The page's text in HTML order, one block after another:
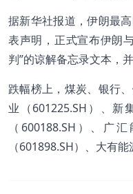
据新华社报道，伊朗最
表声明，正式宣布伊朗
判”的谅解备忘录文本，
跌幅榜上，煤炭、银行
业（601225.SH）、新
（600188.SH）、广
（601898.SH）、大有